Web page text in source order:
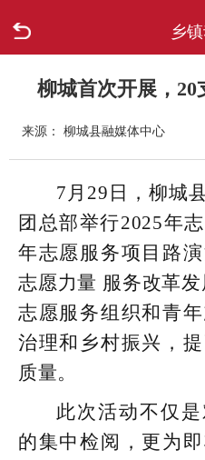
乡
走进柳城
新闻中心
政府信息公开
网上办事
互动回应
数据专题
柳城首次开展，20
来源： 柳城县融媒体中心
7月29日，柳城
团总部举行2025年
年志愿服务项目路
志愿力量 服务改革
志愿服务组织和青
治理和乡村振兴，
质量。
此次活动不仅
的集中检阅，更为